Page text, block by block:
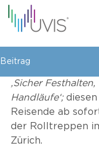
Beitrag
‚Sicher
Handläufe‘; diesen
Reisende ab
der Rolltreppen
Zürich.